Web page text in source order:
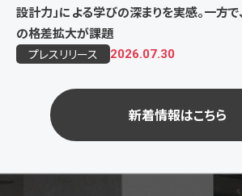
設計力」による学びの深まりを実感。一方
の格差拡大が課題
プレスリリース 2026.07.30
新着情報はこちら